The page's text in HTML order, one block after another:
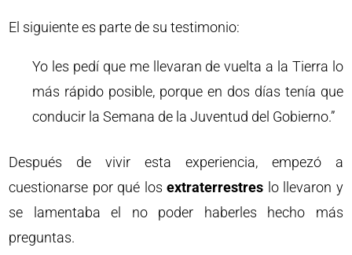
El siguiente es parte de su testimonio:
Yo les pedí que me llevaran de vuelta a la Tierra lo
más rápido posible, porque en dos días tenía que
conducir la Semana de la Juventud del Gobierno.”
Después de vivir esta experiencia, empezó a
cuestionarse por qué losextraterrestres lo llevaron y
se lamentaba el no poder haberles hecho más
preguntas.